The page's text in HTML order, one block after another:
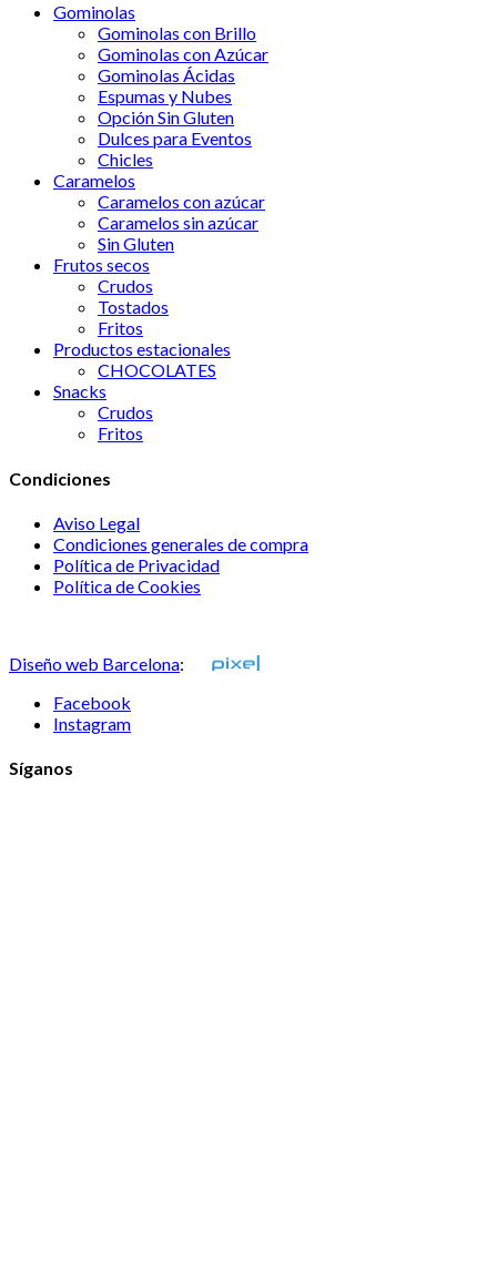
Gominolas
Gominolas con Brillo
Gominolas con Azúcar
Gominolas Ácidas
Espumas y Nubes
Opción Sin Gluten
Dulces para Eventos
Chicles
Caramelos
Caramelos con azúcar
Caramelos sin azúcar
Sin Gluten
Frutos secos
Crudos
Tostados
Fritos
Productos estacionales
CHOCOLATES
Snacks
Crudos
Fritos
Condiciones
Aviso Legal
Condiciones generales de compra
Política de Privacidad
Política de Cookies
Diseño web Barcelona:
Facebook
Instagram
Síganos